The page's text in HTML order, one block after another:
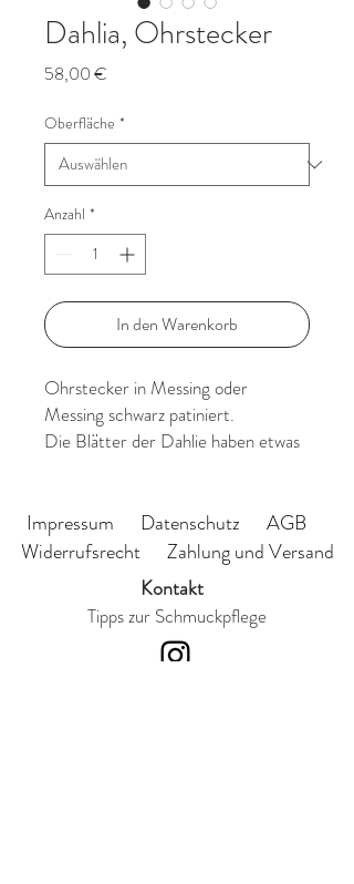
Dahlia, Ohrstecker
58,00 €
Oberfläche *
Anzahl *
In den Warenkorb
Ohrstecker in Messing oder
Messing schwarz patiniert.
Die Blätter der Dahlie haben etwas
Blatt: Länge ca. 35mm, Breite ca.
18mm,
Impressum Datenschutz
AGB
Widerrufsrecht
Zahlung und Versand
Kontakt
Tipps zur Schmuckpflege